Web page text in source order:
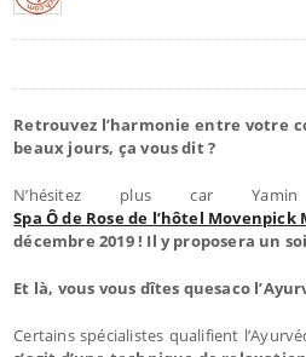
Retrouvez l’harmonie entre votre
beaux jours, ça vous dit ?
N’hésitez plus car
Spa Ô de Rose de l’hôtel
décembre 2019 ! Il y proposera un
Et là, vous vous dîtes quesaco
Certains spécialistes qualifient